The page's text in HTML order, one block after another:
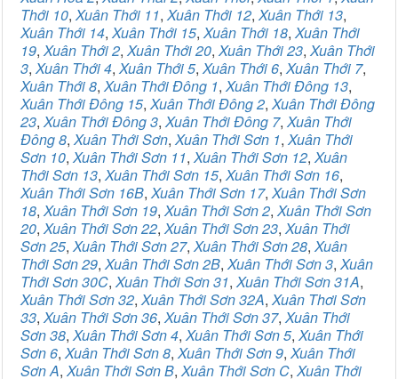
Thới 10,Xuân Thới 11,Xuân Thới 12,Xuân Thới 13,
Xuân Thới 14,Xuân Thới 15,Xuân Thới 18,Xuân Thới
19,Xuân Thới 2,Xuân Thới 20,Xuân Thới 23,Xuân Thới
3,Xuân Thới 4,Xuân Thới 5,Xuân Thới 6,Xuân Thới 7,
Xuân Thới 8,Xuân Thới Đông 1,Xuân Thới Đông 13,
Xuân Thới Đông 15,Xuân Thới Đông 2,Xuân Thới Đông
23,Xuân Thới Đông 3,Xuân Thới Đông 7,Xuân Thới
Đông 8,Xuân Thới Sơn,Xuân Thới Sơn 1,Xuân Thới
Sơn 10,Xuân Thới Sơn 11,Xuân Thới Sơn 12,Xuân
Thới Sơn 13,Xuân Thới Sơn 15,Xuân Thới Sơn 16,
Xuân Thới Sơn 16B,Xuân Thới Sơn 17,Xuân Thới Sơn
18,Xuân Thới Sơn 19,Xuân Thới Sơn 2,Xuân Thới Sơn
20,Xuân Thới Sơn 22,Xuân Thới Sơn 23,Xuân Thới
Sơn 25,Xuân Thới Sơn 27,Xuân Thới Sơn 28,Xuân
Thới Sơn 29,Xuân Thới Sơn 2B,Xuân Thới Sơn 3,Xuân
Thới Sơn 30C,Xuân Thới Sơn 31,Xuân Thới Sơn 31A,
Xuân Thới Sơn 32,Xuân Thới Sơn 32A,Xuân Thơi Sơn
33,Xuân Thới Sơn 36,Xuân Thới Sơn 37,Xuân Thới
Sơn 38,Xuân Thới Sơn 4,Xuân Thới Sơn 5,Xuân Thới
Sơn 6,Xuân Thới Sơn 8,Xuân Thới Sơn 9,Xuân Thới
Sơn A,Xuân Thới Sơn B,Xuân Thới Sơn C,Xuân Thới